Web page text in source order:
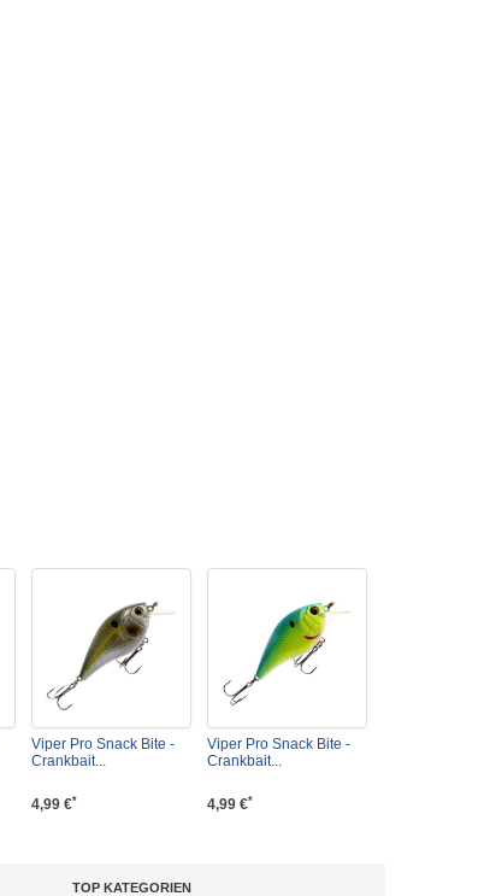
Viper Pro Snack Bite -
Crankbait...
4,99 €*
Viper Pro Snack Bite -
Crankbait...
4,99 €*
TOP KATEGORIEN